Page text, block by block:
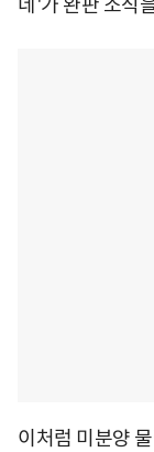
이처럼 미분양